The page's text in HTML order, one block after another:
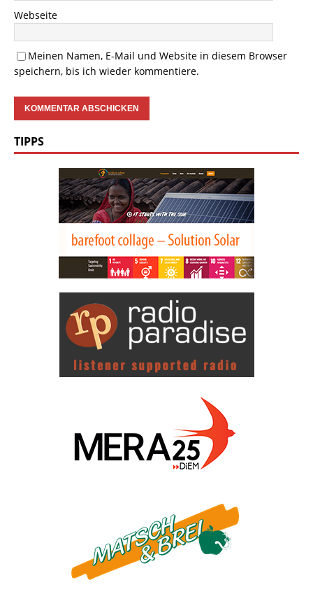
Webseite
Meinen Namen, E-Mail und Website in diesem Browser
speichern, bis ich wieder kommentiere.
TIPPS